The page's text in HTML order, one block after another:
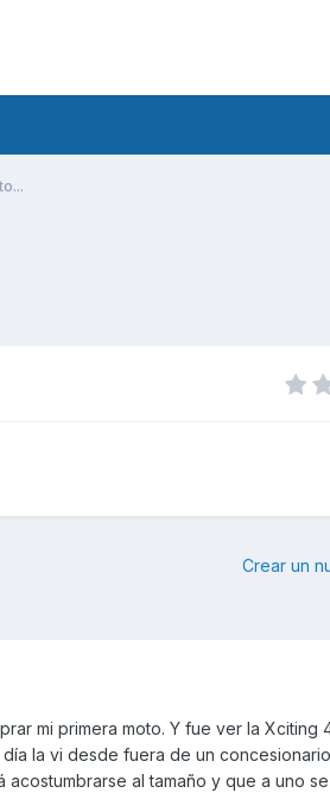
Crear un
mi primera moto. Y fue ver la Xciting
la vi desde fuera de un
al tamaño y que a uno